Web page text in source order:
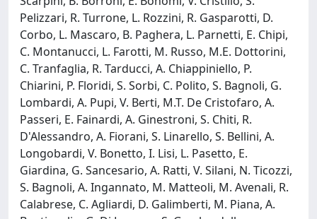
Pelizzari, R. Turrone, L. Rozzini, R. Gasparotti, D.
Corbo, L. Mascaro, B. Paghera, L. Parnetti, E. Chipi,
C. Montanucci, L. Farotti, M. Russo, M.E. Dottorini,
C. Tranfaglia, R. Tarducci, A. Chiappiniello, P.
Chiarini, P. Floridi, S. Sorbi, C. Polito, S. Bagnoli, G.
Lombardi, A. Pupi, V. Berti, M.T. De Cristofaro, A.
Passeri, E. Fainardi, A. Ginestroni, S. Chiti, R.
D'Alessandro, A. Fiorani, S. Linarello, S. Bellini, A.
Longobardi, V. Bonetto, I. Lisi, L. Pasetto, E.
Giardina, G. Sancesario, A. Ratti, V. Silani, N. Ticozzi,
S. Bagnoli, A. Ingannato, M. Matteoli, M. Avenali, R.
Calabrese, C. Agliardi, D. Galimberti, M. Piana, A.